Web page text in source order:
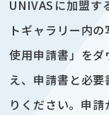
UNIVASに加盟す
トギャラリー内
使用申請書」を
え、申請書と必
りください。申請